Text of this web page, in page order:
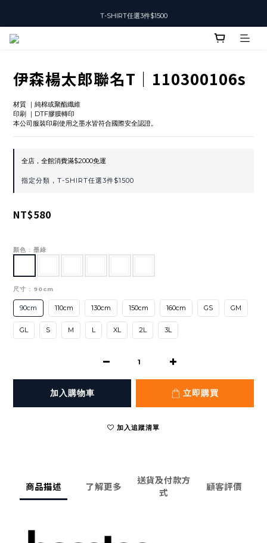
T-SHIRT任選3件$1500
T-SHIRT任選3件$1500
伊森楊太郎聯名T｜110300106s
材質 ｜純棉或聚酯纖維
印刷 ｜DTF膠膜轉印
本公司服裝印刷使用之墨水皆符合國際安全認證。
全店，全館消費滿$2000免運
指定分類，T-SHIRT任選3件$1500
NT$580
顏色 : 墨綠
尺寸 : 90cm
90cm 110cm 130cm 150cm 160cm GS GM
GL S M L XL 2L 3L
加入購物車 立即購買
加入追蹤清單
商品描述 了解更多
送貨及付款方
式
顧客評價